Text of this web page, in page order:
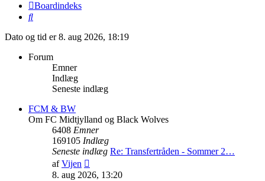
Boardindeks
Søg
Dato og tid er 8. aug 2026, 18:19
Forum
Emner
Indlæg
Seneste indlæg
FCM & BW
Om FC Midtjylland og Black Wolves
6408 Emner
169105 Indlæg
Seneste indlæg Re: Transfertråden - Sommer 2…
afVijen
det
8. aug 2026, 13:20